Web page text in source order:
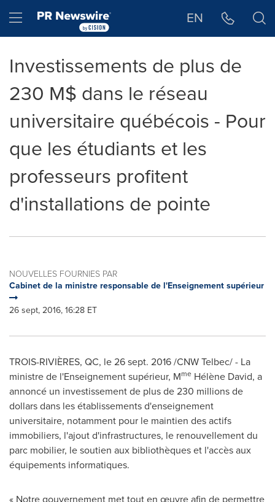
Hamburger menu EN
Investissements de plus de
230 M$ dans le réseau
universitaire québécois - Pour
que les étudiants et les
professeurs profitent
d'installations de pointe
NOUVELLES FOURNIES PAR
Cabinet de la ministre responsable de l'Enseignement supérieur
26 sept, 2016, 16:28 ET
TROIS-RIVIÈRES, QC, le 26 sept. 2016 /CNW Telbec/ - La
ministre de l'Enseignement supérieur, Mme Hélène David, a
annoncé un investissement de plus de 230 millions de
dollars dans les établissements d'enseignement
universitaire, notamment pour le maintien des actifs
immobiliers, l'ajout d'infrastructures, le renouvellement du
parc mobilier, le soutien aux bibliothèques et l'accès aux
équipements informatiques.